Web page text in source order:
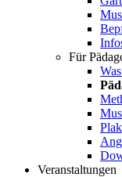
Für
Veranstaltungen